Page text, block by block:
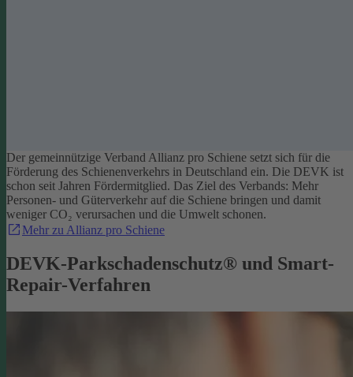
Der gemeinnützige Verband Allianz pro Schiene setzt sich für die
Förderung des Schienenverkehrs in Deutschland ein. Die DEVK ist
schon seit Jahren Fördermitglied. Das Ziel des Verbands: Mehr
Personen- und Güterverkehr auf die Schiene bringen und damit
weniger CO₂ verursachen und die Umwelt schonen.
Mehr zu Allianz pro Schiene
DEVK-Parkschadenschutz® und Smart-
Repair-Verfahren